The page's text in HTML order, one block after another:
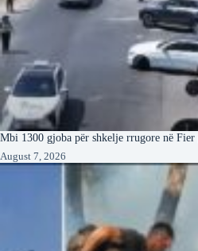
Mbi 1300 gjoba për shkelje rrugore në Fier
August 7, 2026